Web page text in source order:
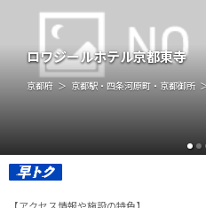
ロワジールホテル京都東寺
京都府 京都駅・四条河原町・京都御所